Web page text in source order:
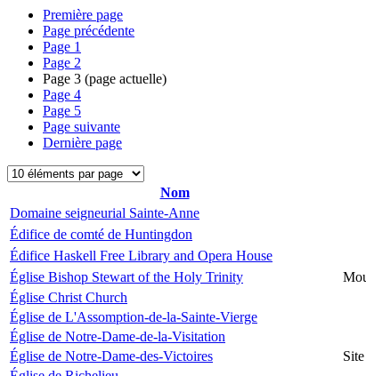
Première page
Page précédente
Page 1
Page 2
Page 3 (page actuelle)
Page 4
Page 5
Page suivante
Dernière page
Nom
Domaine seigneurial Sainte-Anne
Édifice de comté de Huntingdon
Édifice Haskell Free Library and Opera House
Église Bishop Stewart of the Holy Trinity
Église Christ Church
Église de L'Assomption-de-la-Sainte-Vierge
Église de Notre-Dame-de-la-Visitation
Église de Notre-Dame-des-Victoires